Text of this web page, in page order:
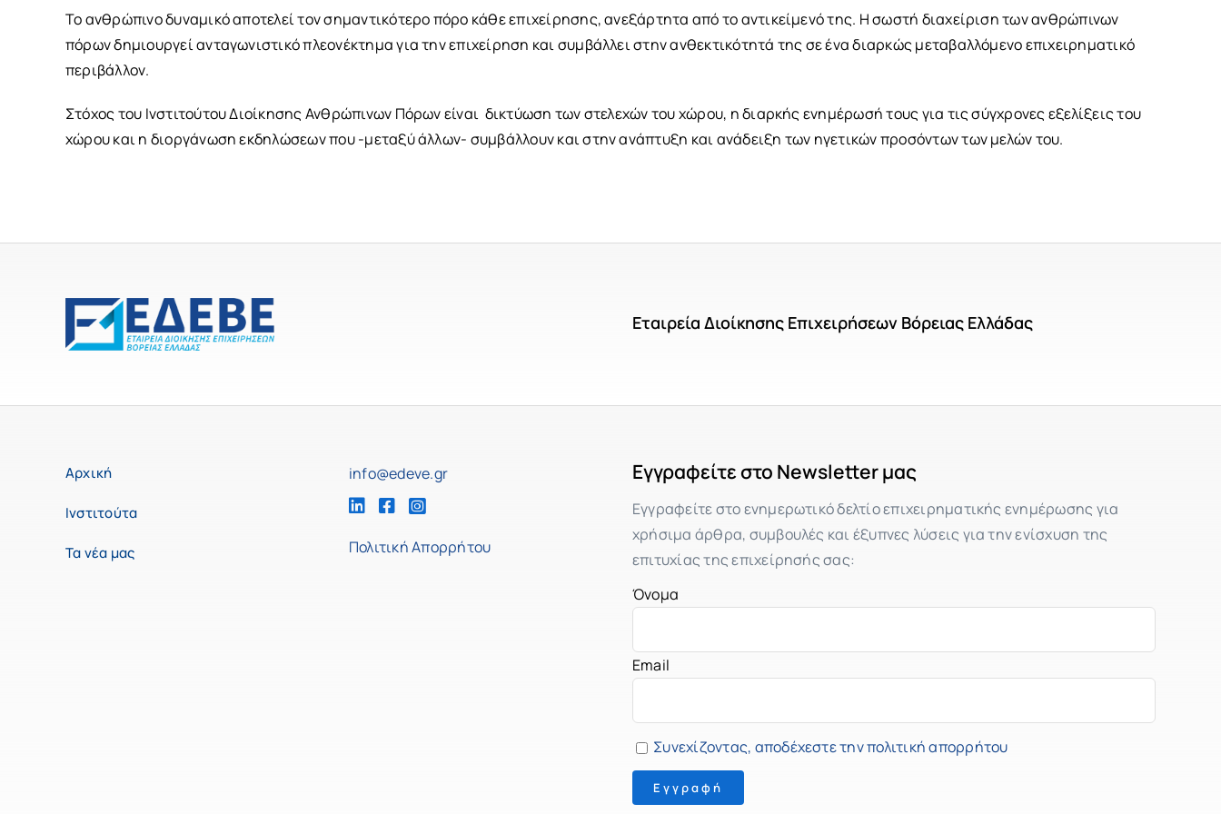
Το ανθρώπινο δυναμικό αποτελεί τον σημαντικότερο πόρο κάθε επιχείρησης, ανεξάρτητα από το αντικείμενό της. Η σωστή διαχείριση των ανθρώπινων
πόρων δημιουργεί ανταγωνιστικό πλεονέκτημα για την επιχείρηση και συμβάλλει στην ανθεκτικότητά της σε ένα διαρκώς μεταβαλλόμενο επιχειρηματικό
περιβάλλον.
Στόχος του Ινστιτούτου Διοίκησης Ανθρώπινων Πόρων είναι δικτύωση των στελεχών του χώρου, η διαρκής ενημέρωσή τους για τις σύγχρονες εξελίξεις του
χώρου και η διοργάνωση εκδηλώσεων που -μεταξύ άλλων- συμβάλλουν και στην ανάπτυξη και ανάδειξη των ηγετικών προσόντων των μελών του.
Εταιρεία Διοίκησης Επιχειρήσεων Βόρειας Ελλάδας
Αρχική
Ινστιτούτα
Τα νέα μας
info@edeve.gr
Πολιτική Απορρήτου
Εγγραφείτε στο Newsletter μας
Εγγραφείτε στο ενημερωτικό δελτίο επιχειρηματικής ενημέρωσης για
χρήσιμα άρθρα, συμβουλές και έξυπνες λύσεις για την ενίσχυση της
επιτυχίας της επιχείρησής σας:
Όνομα
Email
Συνεχίζοντας, αποδέχεστε την πολιτική απορρήτου